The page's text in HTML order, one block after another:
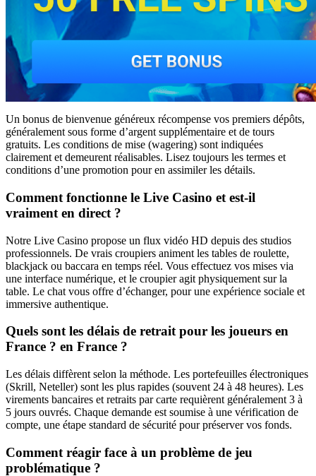
Un bonus de bienvenue généreux récompense vos premiers dépôts,
généralement sous forme d’argent supplémentaire et de tours
gratuits. Les conditions de mise (wagering) sont indiquées
clairement et demeurent réalisables. Lisez toujours les termes et
conditions d’une promotion pour en assimiler les détails.
Comment fonctionne le Live Casino et est-il
vraiment en direct ?
Notre Live Casino propose un flux vidéo HD depuis des studios
professionnels. De vrais croupiers animent les tables de roulette,
blackjack ou baccara en temps réel. Vous effectuez vos mises via
une interface numérique, et le croupier agit physiquement sur la
table. Le chat vous offre d’échanger, pour une expérience sociale et
immersive authentique.
Quels sont les délais de retrait pour les joueurs en
France ? en France ?
Les délais diffèrent selon la méthode. Les portefeuilles électroniques
(Skrill, Neteller) sont les plus rapides (souvent 24 à 48 heures). Les
virements bancaires et retraits par carte requièrent généralement 3 à
5 jours ouvrés. Chaque demande est soumise à une vérification de
compte, une étape standard de sécurité pour préserver vos fonds.
Comment réagir face à un problème de jeu
problématique ?